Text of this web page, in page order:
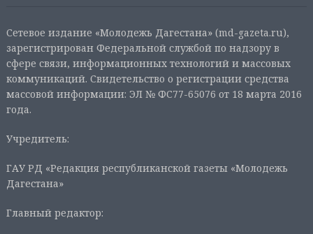
Сетевое издание «Молодежь Дагестана» (md-gazeta.ru),
зарегистрирован Федеральной службой по надзору в
сфере связи, информационных технологий и массовых
коммуникаций. Свидетельство о регистрации средства
массовой информации: ЭЛ № ФС77-65076 от 18 марта 2016
года.
Учредитель:
ГАУ РД «Редакция республиканской газеты «Молодежь
Дагестана»
Главный редактор: